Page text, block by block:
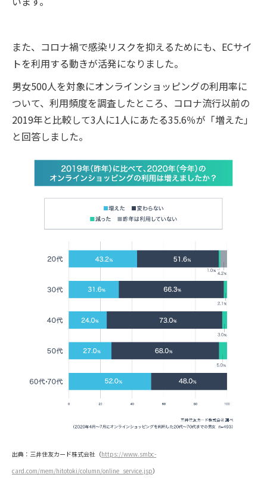
また、コロナ禍で感染リスクを抑えるためにも、ECサイ
トを利用する動きが活発になりました。
男女500人を対象にオンラインショッピングの利用率に
ついて、利用頻度を調査したところ、コロナ流行以前の
2019年と比較して3人に1人にあたる35.6％が「増えた」
と回答しました。
出典：三井住友カード株式会社（https://www.smbc-
card.com/mem/hitotoki/column/online_service.jsp）